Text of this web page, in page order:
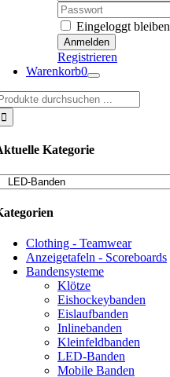
Password:
Eingeloggt bleiben
Registrieren
Warenkorb0
Kategorie
Clothing - Teamwear
Anzeigetafeln - Scoreboards
Bandensysteme
Klötze
Eishockeybanden
Eislaufbanden
Inlinebanden
Kleinfeldbanden
LED-Banden
Mobile Banden